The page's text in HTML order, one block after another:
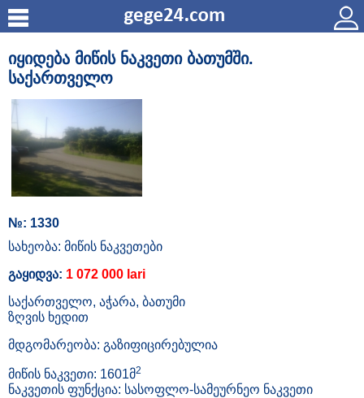
იყიდება მიწის ნაკვეთი ბათუმში.
საქართველო
№: 1330
სახეობა: მიწის ნაკვეთები
გაყიდვა: 1 072 000 lari
საქართველო, აჭარა, ბათუმი
ზღვის ხედით
მდგომარეობა: გაზიფიცირებულია
მიწის ნაკვეთი: 1601მ2
ნაკვეთის ფუნქცია: სასოფლო-სამეურნეო ნაკვეთი